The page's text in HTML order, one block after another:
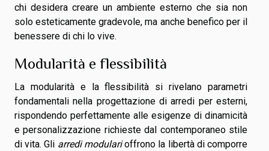
chi desidera creare un ambiente esterno che sia non
solo esteticamente gradevole, ma anche benefico per il
benessere di chi lo vive.
Modularità e flessibilità
La modularità e la flessibilità si rivelano parametri
fondamentali nella progettazione di arredi per esterni,
rispondendo perfettamente alle esigenze di dinamicità
e personalizzazione richieste dal contemporaneo stile
di vita. Gli arredi modularioffrono la libertà di comporre